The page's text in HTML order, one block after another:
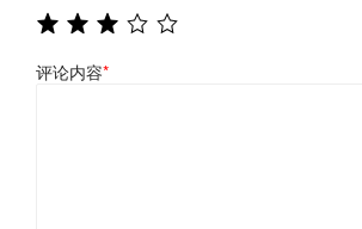
评论内容*